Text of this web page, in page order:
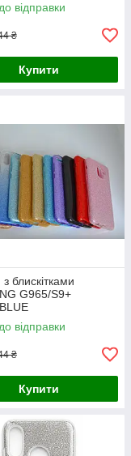
відправки
₴
Купити
блискітками
G965/S9+
відправки
₴
Купити